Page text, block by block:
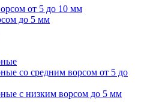
от 5 до 10 мм
до 5 мм
со средним ворсом от 5 до
с низким ворсом до 5 мм